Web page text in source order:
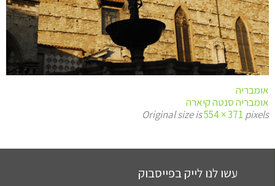
אומבריה
אומבריה סנטה קיארה
Original size is554 × 371 pixels
עשו לנו לייק בפייסבוק